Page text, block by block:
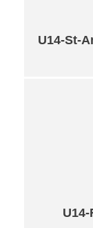
U14-St-